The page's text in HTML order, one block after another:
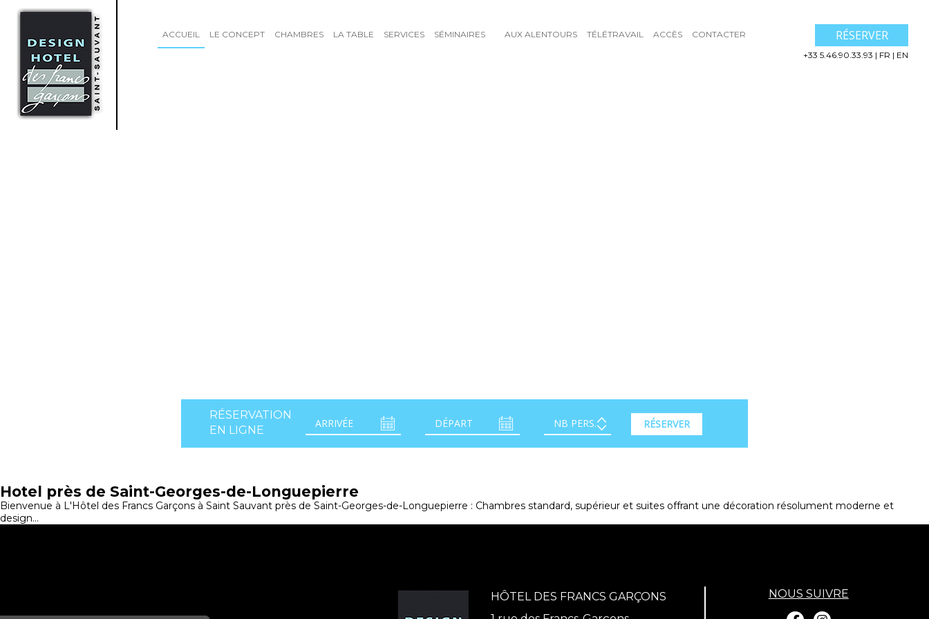
ACCUEIL LE CONCEPT CHAMBRES LA TABLE SERVICES SÉMINAIRES AUX ALENTOURS TÉLÉTRAVAIL ACCÈS CONTACTER RÉSERVER
+33 5.46.90.33.93 | FR | EN
RÉSERVATION
EN LIGNE
RÉSERVER
Hotel près de Saint-Georges-de-Longuepierre
Bienvenue à L'Hôtel des Francs Garçons à Saint Sauvant près de Saint-Georges-de-Longuepierre : Chambres standard, supérieur et suites offrant une décoration résolument moderne et
design...
HÔTEL DES FRANCS GARÇONS
NOUS SUIVRE